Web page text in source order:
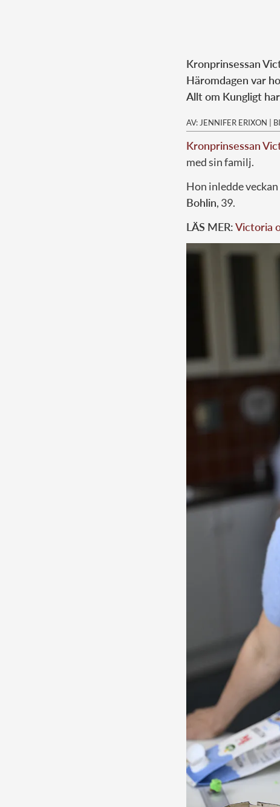
Kronprinsessan
Häromdagen var
Allt om Kungligt
AV: JENNIFER ERIXON |
Kronprinsessan
med sin familj.
Hon inledde
Bohlin, 39.
LÄS MER:Victoria